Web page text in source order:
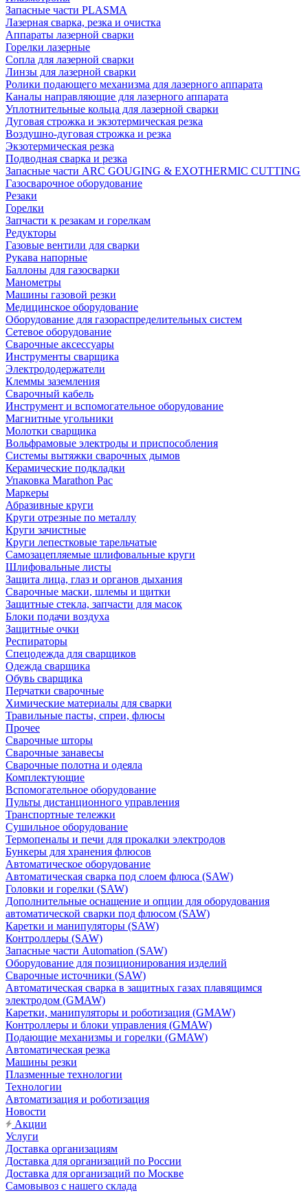
Запасные части PLASMA
Лазерная сварка, резка и очистка
Аппараты лазерной сварки
Горелки лазерные
Сопла для лазерной сварки
Линзы для лазерной сварки
Ролики подающего механизма для лазерного аппарата
Каналы направляющие для лазерного аппарата
Уплотнительные кольца для лазерной сварки
Дуговая строжка и экзотермическая резка
Воздушно-дуговая строжка и резка
Экзотермическая резка
Подводная сварка и резка
Запасные части ARC GOUGING & EXOTHERMIC CUTTING
Газосварочное оборудование
Резаки
Горелки
Запчасти к резакам и горелкам
Редукторы
Газовые вентили для сварки
Рукава напорные
Баллоны для газосварки
Манометры
Машины газовой резки
Медицинское оборудование
Оборудование для газораспределительных систем
Сетевое оборудование
Сварочные аксессуары
Инструменты сварщика
Электрододержатели
Клеммы заземления
Сварочный кабель
Инструмент и вспомогательное оборудование
Магнитные угольники
Молотки сварщика
Вольфрамовые электроды и приспособления
Системы вытяжки сварочных дымов
Керамические подкладки
Упаковка Marathon Pac
Маркеры
Абразивные круги
Круги отрезные по металлу
Круги зачистные
Круги лепестковые тарельчатые
Самозацепляемые шлифовальные круги
Шлифовальные листы
Защита лица, глаз и органов дыхания
Сварочные маски, шлемы и щитки
Защитные стекла, запчасти для масок
Блоки подачи воздуха
Защитные очки
Респираторы
Спецодежда для сварщиков
Одежда сварщика
Обувь сварщика
Перчатки сварочные
Химические материалы для сварки
Травильные пасты, спреи, флюсы
Прочее
Сварочные шторы
Сварочные занавесы
Сварочные полотна и одеяла
Комплектующие
Вспомогательное оборудование
Пульты дистанционного управления
Транспортные тележки
Сушильное оборудование
Термопеналы и печи для прокалки электродов
Бункеры для хранения флюсов
Автоматическое оборудование
Автоматическая сварка под слоем флюса (SAW)
Головки и горелки (SAW)
Дополнительные оснащение и опции для оборудования
автоматической сварки под флюсом (SAW)
Каретки и манипуляторы (SAW)
Контроллеры (SAW)
Запасные части Automation (SAW)
Оборудование для позиционирования изделий
Сварочные источники (SAW)
Автоматическая сварка в защитных газах плавящимся
электродом (GMAW)
Каретки, манипуляторы и роботизация (GMAW)
Контроллеры и блоки управления (GMAW)
Подающие механизмы и горелки (GMAW)
Автоматическая резка
Машины резки
Плазменные технологии
Технологии
Автоматизация и роботизация
Новости
Акции
Услуги
Доставка организациям
Доставка для организаций по России
Доставка для организаций по Москве
Самовывоз с нашего склада